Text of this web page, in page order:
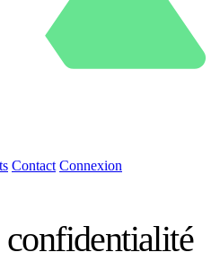
Contact Connexion